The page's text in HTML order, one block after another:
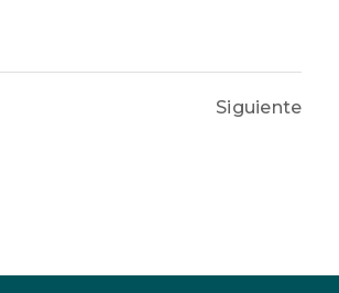
Siguiente